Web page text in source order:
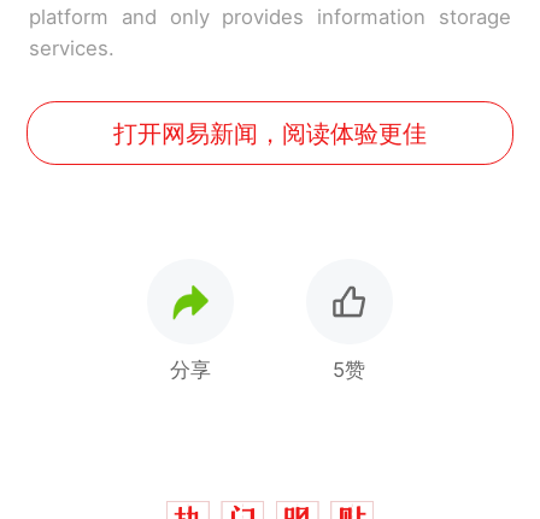
platform and only provides information storage
services.
打开网易新闻，阅读体验更佳
分享 5赞